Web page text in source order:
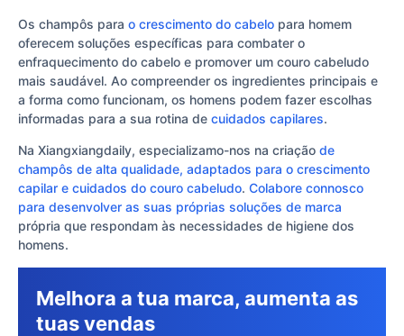
Os champôs para o crescimento do cabelo para homem
oferecem soluções específicas para combater o
enfraquecimento do cabelo e promover um couro cabeludo
mais saudável. Ao compreender os ingredientes principais e
a forma como funcionam, os homens podem fazer escolhas
informadas para a sua rotina de cuidados capilares.
Na Xiangxiangdaily, especializamo-nos na criação de
champôs de alta qualidade, adaptados para o crescimento
capilar e cuidados do couro cabeludo. Colabore connosco
para desenvolver as suas próprias soluções de marca
própria que respondam às necessidades de higiene dos
homens.
Melhora a tua marca, aumenta as
tuas vendas